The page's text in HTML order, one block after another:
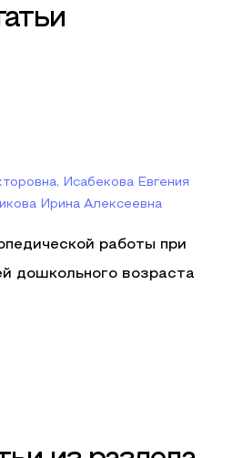
Исабекова Евгения
Ирина Алексеевна
работы при
дошкольного возраста